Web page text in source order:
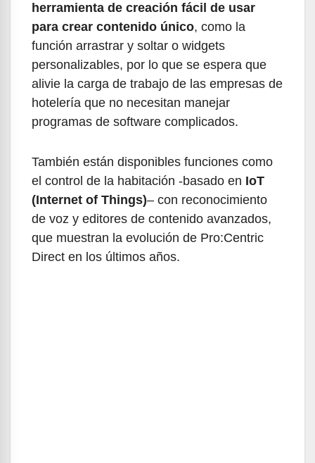
herramienta de creación fácil de usar
para crear contenido único, como la
función arrastrar y soltar o widgets
personalizables, por lo que se espera que
alivie la carga de trabajo de las empresas de
hotelería que no necesitan manejar
programas de software complicados.
También están disponibles funciones como
el control de la habitación -basado en IoT
(Internet of Things)– con reconocimiento
de voz y editores de contenido avanzados,
que muestran la evolución de Pro:Centric
Direct en los últimos años.